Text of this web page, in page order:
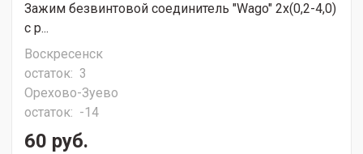
Зажим безвинтовой соединитель "Wago" 2х(0,2-4,0)
с р...
Воскресенск
остаток: 3
Орехово-Зуево
остаток: -14
60 руб.